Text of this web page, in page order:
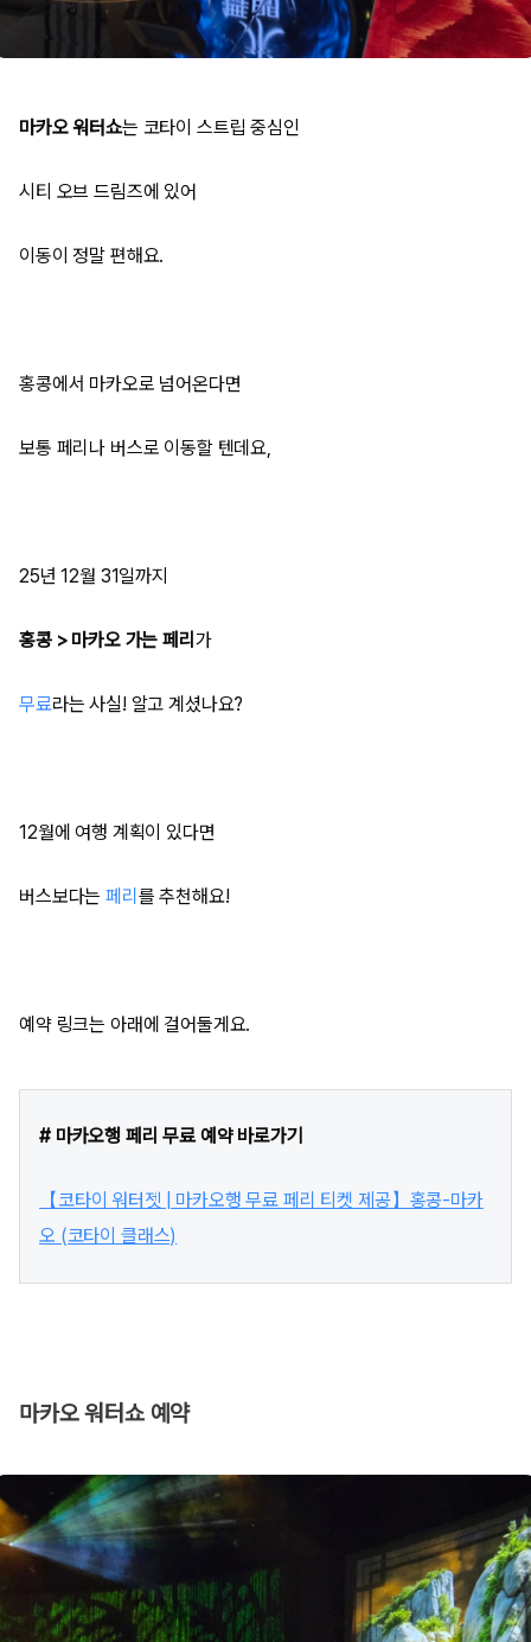
마카오 워터쇼는 코타이 스트립 중심인
시티 오브 드림즈에 있어
이동이 정말 편해요.
홍콩에서 마카오로 넘어온다면
보통 페리나 버스로 이동할 텐데요,
25년 12월 31일까지
홍콩 > 마카오 가는 페리 가
무료라는 사실! 알고 계셨나요?
12월에 여행 계획이 있다면
버스보다는페리 를 추천해요!
예약 링크는 아래에 걸어둘게요.
# 마카오행 페리 무료 예약 바로가기
【코타이 워터젯 | 마카오행 무료 페리 티켓 제공】홍콩-마카
오 (코타이 클래스)
마카오 워터쇼 예약